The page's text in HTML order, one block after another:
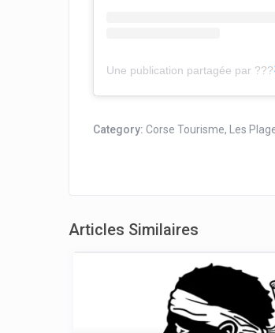
Une publication partagée par ???
Category: Corse Tourisme, Les
Articles Similaires